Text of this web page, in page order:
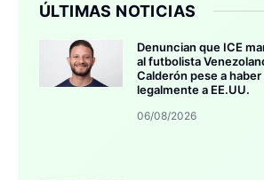
ÚLTIMAS NOTICIAS
Denuncian que ICE
al futbolista
Calderón pese a
legalmente a EE.UU.
06/08/2026